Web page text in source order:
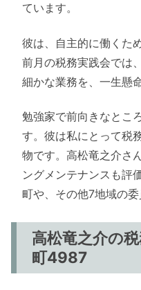
ています。
彼は、自主的に働くた
前月の税務実践会では
細かな業務を、一生懸
勉強家で前向きなとこ
す。彼は私にとって税
物です。高松竜之介さ
ングメンテナンスも評
町や、その他7地域の委
高松竜之介の
町4987